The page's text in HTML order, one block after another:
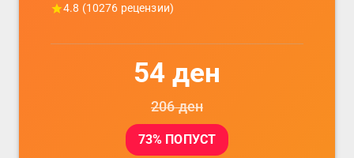
4.8 (10276 рецензии)
54 ден
206ден
73% ПОПУСТ